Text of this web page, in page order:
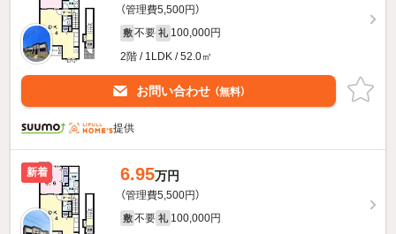
（管理費5,500円）
敷 不要 礼 100,000円
2階 / 1LDK / 52.0㎡
お問い合わせ （無料）
提供
新着 6.95万円
（管理費5,500円）
敷 不要 礼 100,000円